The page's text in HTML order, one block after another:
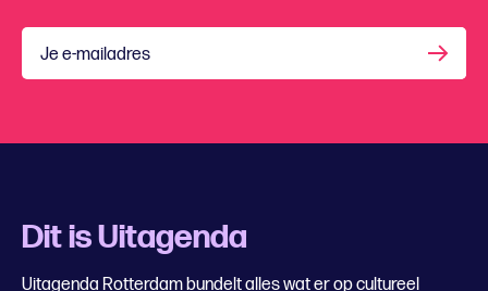
Je e-mailadres
Dit is Uitagenda
Uitagenda Rotterdam bundelt alles wat er op cultureel